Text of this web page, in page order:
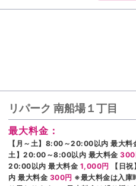
リパーク 南船場１丁目
最大料金：
【月～土】8:00～20:00以内 最大料
土】20:00～8:00以内 最大料金 300
20:00以内 最大料金 1,000円
【日
内 最大料金 300円 ※最大料金は入庫